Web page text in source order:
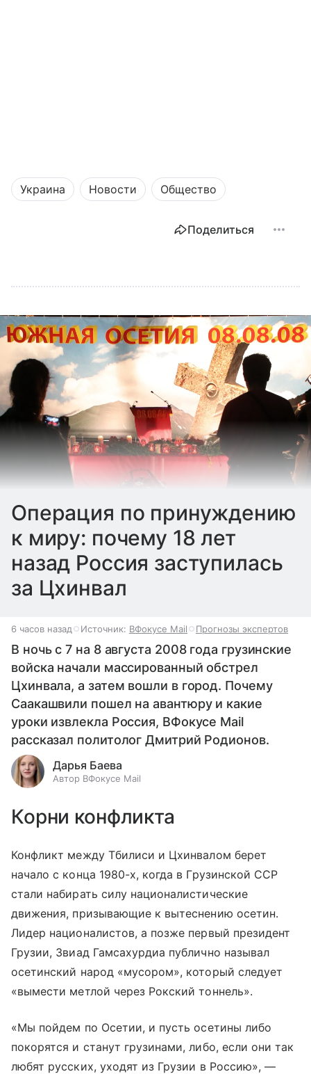
Украина Новости Общество
Поделиться
Операция по принуждению
к миру: почему 18 лет
назад Россия заступилась
за Цхинвал
6 часов назад Источник: ВФокусе Mail Прогнозы экспертов
В ночь с 7 на 8 августа 2008 года грузинские
войска начали массированный обстрел
Цхинвала, а затем вошли в город. Почему
Саакашвили пошел на авантюру и какие
уроки извлекла Россия, ВФокусе Mail
рассказал политолог Дмитрий Родионов.
Дарья Баева
Автор ВФокусе Mail
Корни конфликта
Конфликт между Тбилиси и Цхинвалом берет
начало с конца 1980-х, когда в Грузинской ССР
стали набирать силу националистические
движения, призывающие к вытеснению осетин.
Лидер националистов, а позже первый президент
Грузии, Звиад Гамсахурдиа публично называл
осетинский народ «мусором», который следует
«вымести метлой через Рокский тоннель».
«Мы пойдем по Осетии, и пусть осетины либо
покорятся и станут грузинами, либо, если они так
любят русских, уходят из Грузии в Россию», —